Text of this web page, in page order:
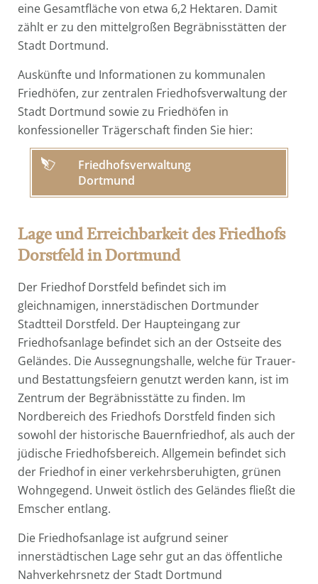
eine Gesamtfläche von etwa 6,2 Hektaren. Damit
zählt er zu den mittelgroßen Begräbnisstätten der
Stadt Dortmund.
Auskünfte und Informationen zu kommunalen
Friedhöfen, zur zentralen Friedhofsverwaltung der
Stadt Dortmund sowie zu Friedhöfen in
konfessioneller Trägerschaft finden Sie hier:
Friedhofsverwaltung
Dortmund
Lage und Erreichbarkeit des Friedhofs
Dorstfeld in Dortmund
Der Friedhof Dorstfeld befindet sich im
gleichnamigen, innerstädischen Dortmunder
Stadtteil Dorstfeld. Der Haupteingang zur
Friedhofsanlage befindet sich an der Ostseite des
Geländes. Die Aussegnungshalle, welche für Trauer-
und Bestattungsfeiern genutzt werden kann, ist im
Zentrum der Begräbnisstätte zu finden. Im
Nordbereich des Friedhofs Dorstfeld finden sich
sowohl der historische Bauernfriedhof, als auch der
jüdische Friedhofsbereich. Allgemein befindet sich
der Friedhof in einer verkehrsberuhigten, grünen
Wohngegend. Unweit östlich des Geländes fließt die
Emscher entlang.
Die Friedhofsanlage ist aufgrund seiner
innerstädtischen Lage sehr gut an das öffentliche
Nahverkehrsnetz der Stadt Dortmund